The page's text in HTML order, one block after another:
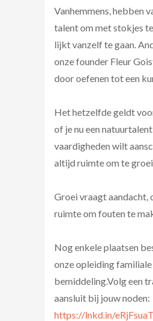
Vanhemmens, hebben
talent om met stokjes
lijkt vanzelf te gaan.
onze founder Fleur
door oefenen tot een
Het hetzelfde geldt
of je nu een
vaardigheden wilt
altijd ruimte om te
Groei vraagt aandacht,
ruimte om fouten te
Nog enkele plaatsen
onze opleiding familiale
bemiddeling.Volg een
aansluit bij jouw noden:
https://lnkd.in/eRjFsuaT